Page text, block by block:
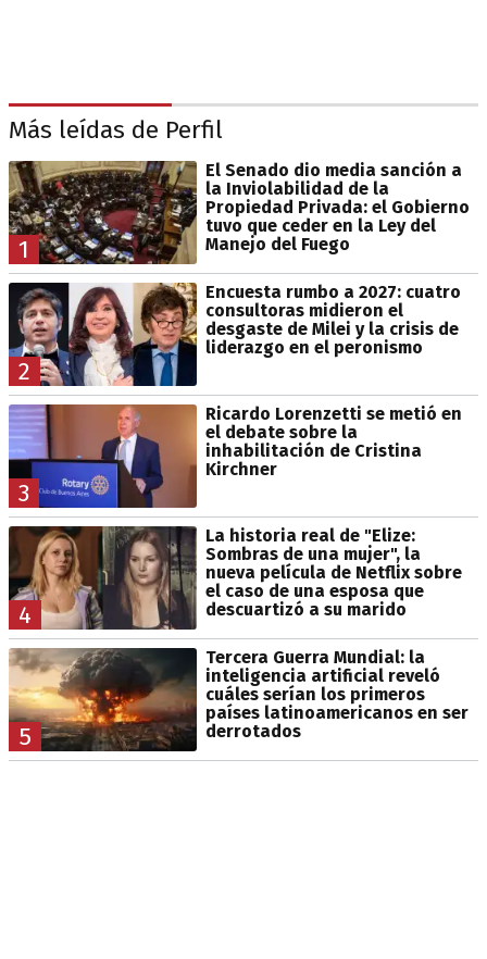
Más leídas de Perfil
1
El Senado dio media sanción a
la Inviolabilidad de la
Propiedad Privada: el Gobierno
tuvo que ceder en la Ley del
Manejo del Fuego
2
Encuesta rumbo a 2027: cuatro
consultoras midieron el
desgaste de Milei y la crisis de
liderazgo en el peronismo
3
Ricardo Lorenzetti se metió en
el debate sobre la
inhabilitación de Cristina
Kirchner
4
La historia real de "Elize:
Sombras de una mujer", la
nueva película de Netflix sobre
el caso de una esposa que
descuartizó a su marido
5
Tercera Guerra Mundial: la
inteligencia artificial reveló
cuáles serían los primeros
países latinoamericanos en ser
derrotados